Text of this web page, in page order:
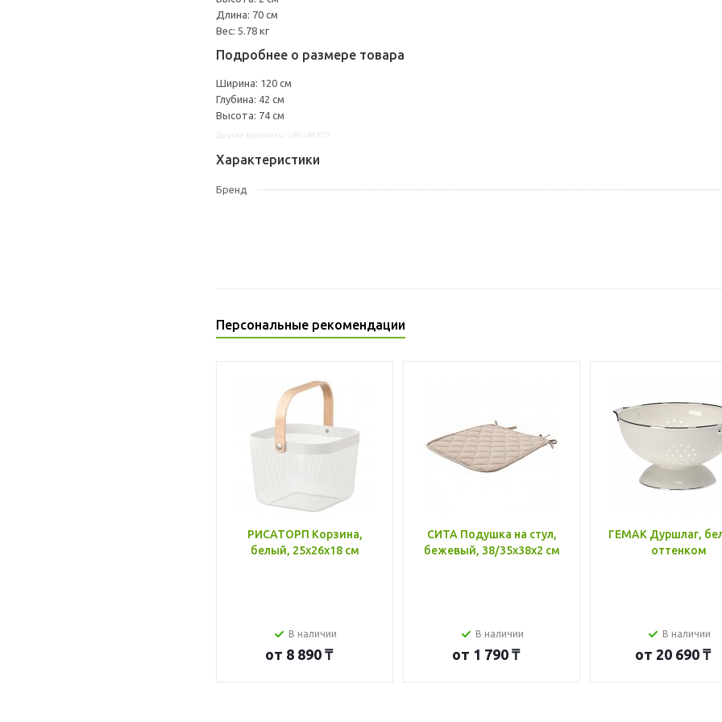
Длина: 70 см
Вес: 5.78 кг
Подробнее о размере товара
Ширина: 120 см
Глубина: 42 см
Высота: 74 см
Характеристики
Бренд
Персональные рекомендации
РИСАТОРП Корзина,
белый, 25x26x18 см
В наличии
от 8 890 ₸
СИТА Подушка на стул,
бежевый, 38/35x38x2 см
В наличии
от 1 790 ₸
ГЕМАК Дуршлаг,
оттенком
В наличии
от 20 690 ₸